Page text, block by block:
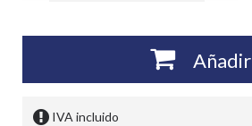
Añadir
IVA incluido